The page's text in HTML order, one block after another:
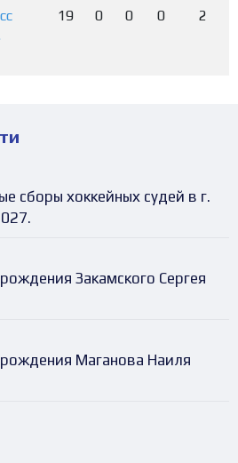
19 0 0 0 2
сборы хоккейных судей в г.
Закамского Сергея
Маганова Наиля